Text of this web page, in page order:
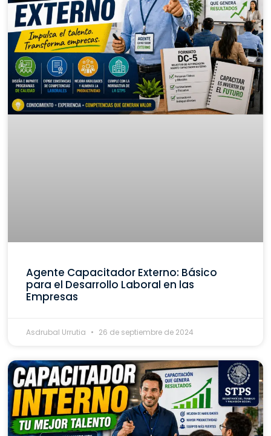
Agente Capacitador Externo: Básico
para el Desarrollo Laboral en las
Empresas
Asdrubal Urrutia 26 de septiembre de 2024